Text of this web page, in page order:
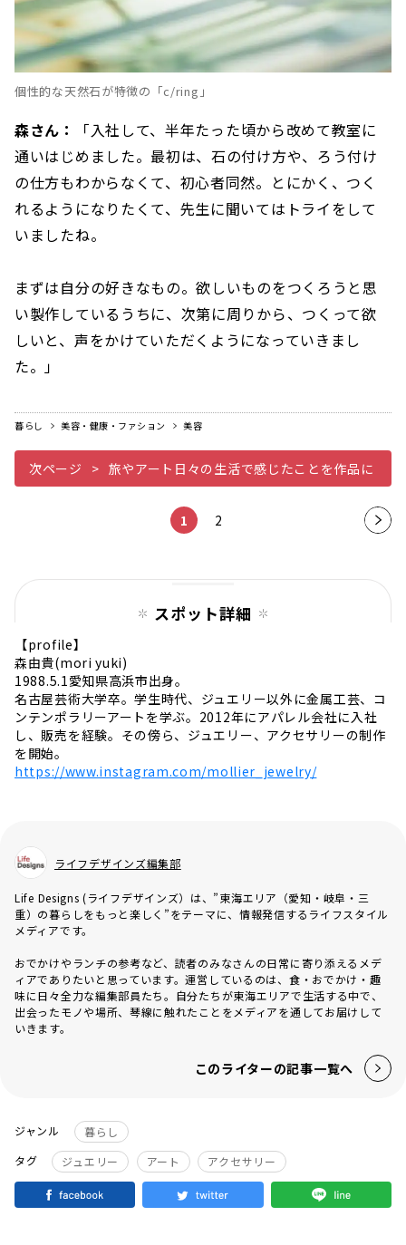
個性的な天然石が特徴の「c/ring」
森さん：
「入社して、半年たった頃から改めて教室に
通いはじめました。最初は、石の付け方や、ろう付け
の仕方もわからなくて、初心者同然。とにかく、つく
れるようになりたくて、先生に聞いてはトライをして
いましたね。
まずは自分の好きなもの。欲しいものをつくろうと思
い製作しているうちに、次第に周りから、つくって欲
しいと、声をかけていただくようになっていきまし
た。」
暮らし 美容・健康・ファション 美容
次ページ 旅やアート日々の生活で感じたことを作品に
1 2
次の
スポット詳細
【profile】
森由貴(mori yuki)
1988.5.1愛知県高浜市出身。
名古屋芸術大学卒。学生時代、ジュエリー以外に金属工芸、コ
ンテンポラリーアートを学ぶ。2012年にアパレル会社に入社
し、販売を経験。その傍ら、ジュエリー、アクセサリーの制作
を開始。
https://www.instagram.com/mollier_jewelry/
ライフデザインズ編集部
Life Designs (ライフデザインズ）は、”東海エリア（愛知・岐阜・三
重）の暮らしをもっと楽しく”をテーマに、情報発信するライフスタイル
メディアです。
おでかけやランチの参考など、読者のみなさんの日常に寄り添えるメデ
ィアでありたいと思っています。運営しているのは、食・おでかけ・趣
味に日々全力な編集部員たち。自分たちが東海エリアで生活する中で、
出会ったモノや場所、琴線に触れたことをメディアを通してお届けして
いきます。
このライターの記事一覧へ
ジャンル
暮らし
タグ
ジュエリー アート アクセサリー